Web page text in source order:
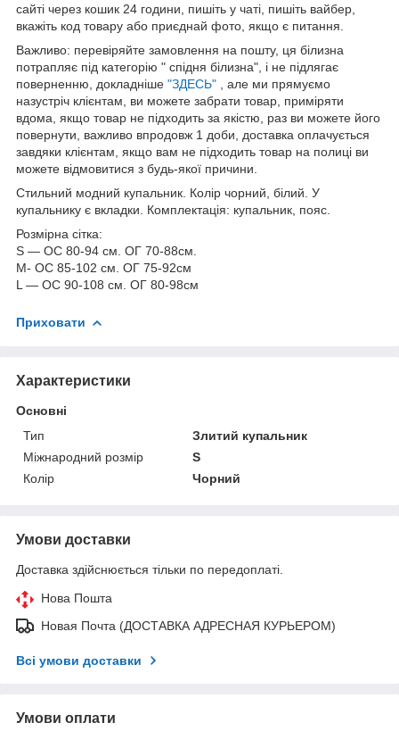
сайті через кошик 24 години, пишіть у чаті, пишіть вайбер,
вкажіть код товару або приєднай фото, якщо є питання.
Важливо: перевіряйте замовлення на пошту, ця білизна
потрапляє під категорію " спідня білизна", і не підлягає
поверненню, докладніше "ЗДЕСЬ" , але ми прямуємо
назустріч клієнтам, ви можете забрати товар, приміряти
вдома, якщо товар не підходить за якістю, раз ви можете його
повернути, важливо впродовж 1 доби, доставка оплачується
завдяки клієнтам, якщо вам не підходить товар на полиці ви
можете відмовитися з будь-якої причини.
Стильний модний купальник. Колір чорний, білий. У
купальнику є вкладки. Комплектація: купальник, пояс.
Розмірна сітка:
S — ОС 80-94 см. ОГ 70-88см.
M- ОС 85-102 см. ОГ 75-92см
L — ОС 90-108 см. ОГ 80-98см
Приховати
Характеристики
Основні
Тип
Злитий купальник
Міжнародний розмір
S
Колір
Чорний
Умови доставки
Доставка здійснюється тільки по передоплаті.
Нова Пошта
Новая Почта (ДОСТАВКА АДРЕСНАЯ КУРЬЕРОМ)
Всі умови доставки
Умови оплати